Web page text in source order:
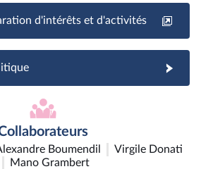
d'intérêts et d'activités
Boumendil
Virgile Donati
Mano Grambert